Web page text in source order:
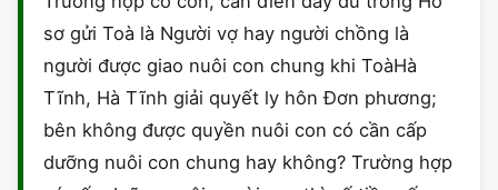
sơ gửi Toà là Người vợ hay người chồng là
người được giao nuôi con chung khi ToàHà
Tĩnh, Hà Tĩnh giải quyết ly hôn Đơn phương;
bên không được quyền nuôi con có cần cấp
dưỡng nuôi con chung hay không? Trường hợp